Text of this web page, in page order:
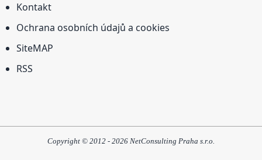
Kontakt
Ochrana osobních údajů a cookies
SiteMAP
RSS
Copyright © 2012 - 2026 NetConsulting Praha s.r.o.